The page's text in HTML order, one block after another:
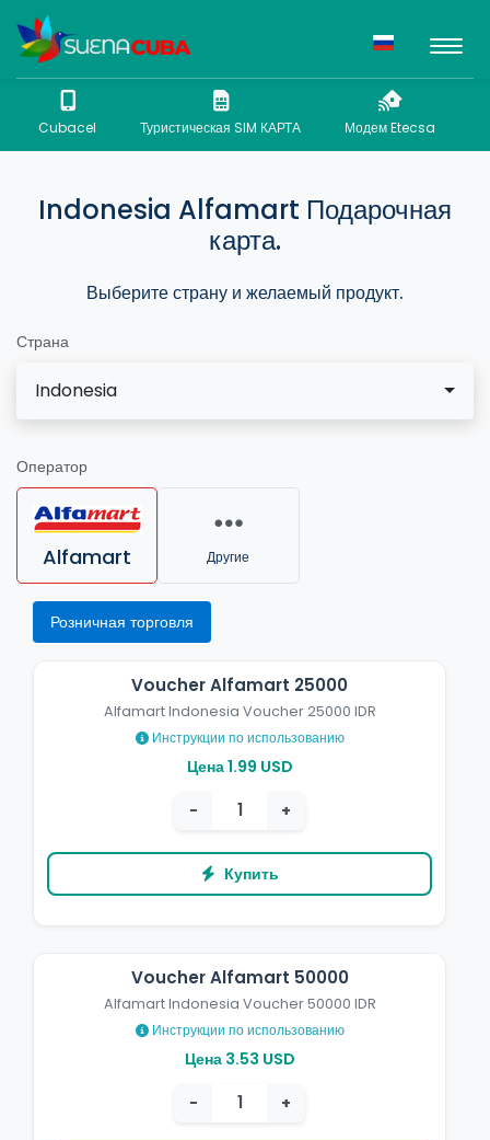
Cubacel Туристическая SIM КАРТА Модем Etecsa
Indonesia Alfamart Подарочная
карта.
Выберите страну и желаемый продукт.
Страна
Indonesia
Оператор
Alfamart Другие
Розничная торговля
Voucher Alfamart 25000
Alfamart Indonesia Voucher 25000 IDR
Инструкции по использованию
Цена 1.99 USD
−
+
Купить
Voucher Alfamart 50000
Alfamart Indonesia Voucher 50000 IDR
Инструкции по использованию
Цена 3.53 USD
−
+